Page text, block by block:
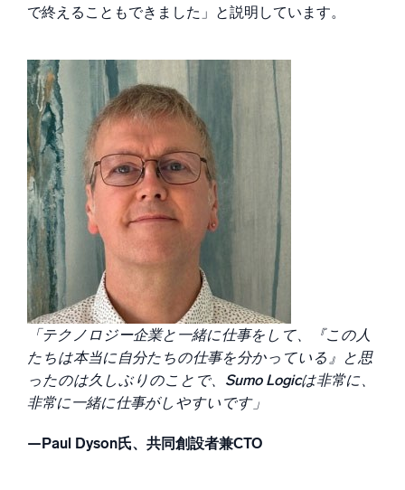
で終えることもできました」と説明しています。
「テクノロジー企業と一緒に仕事をして、『この人
たちは本当に自分たちの仕事を分かっている』と思
ったのは久しぶりのことで、Sumo Logicは非常に、
非常に一緒に仕事がしやすいです」
—Paul Dyson氏、共同創設者兼CTO